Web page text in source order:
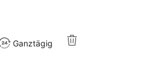
Ganztägig